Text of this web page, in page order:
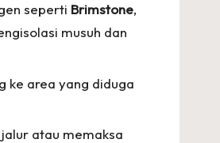
seperti Brimstone,
musuh dan
ke area yang diduga
atau memaksa